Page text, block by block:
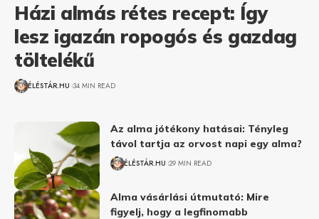
Házi almás rétes recept: Így
lesz igazán ropogós és gazdag
töltelékű
ÉLÉSTÁR.HU 34 MIN READ
Az alma jótékony hatásai: Tényleg
távol tartja az orvost napi egy alma?
ÉLÉSTÁR.HU 29 MIN READ
Alma vásárlási útmutató: Mire
figyelj, hogy a legfinomabb